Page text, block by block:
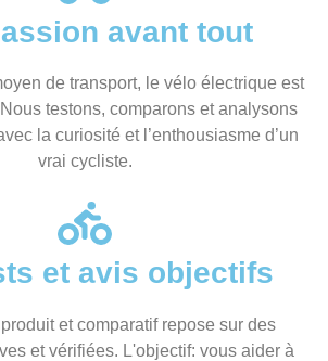
avant tout
de transport, le vélo électrique est
testons, comparons et analysons
la curiosité et l’enthousiasme d’un
vrai cycliste.
et avis objectifs
et comparatif repose sur des
et vérifiées. L'objectif: vous aider à